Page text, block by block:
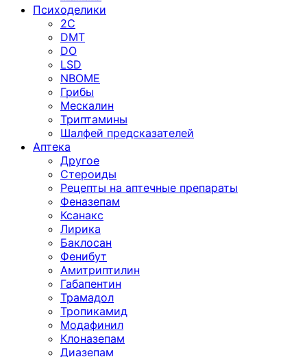
Психоделики
2C
DMT
DO
LSD
NBOME
Грибы
Мескалин
Триптамины
Шалфей предсказателей
Аптека
Другое
Стероиды
Рецепты на аптечные препараты
Феназепам
Ксанакс
Лирика
Баклосан
Фенибут
Амитриптилин
Габапентин
Трамадол
Тропикамид
Модафинил
Клоназепам
Диазепам